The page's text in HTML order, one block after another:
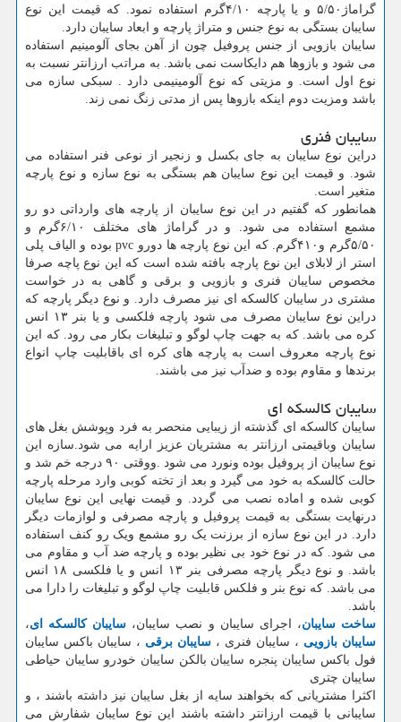
گراماژ۵/۵۰ و یا پارچه ۴/۱۰گرم استفاده نمود. که قیمت این نوع
سایبان بستگی به نوع جنس و متراژ پارچه و ابعاد سایبان دارد.
سایبان بازویی از جنس پروفیل چون از آهن بجای آلومینیم استفاده
می شود و بازوها هم دایکاست نمی باشد. به مراتب ارزانتر نسبت به
نوع اول است. و مزیتی که نوع آلومینیمی دارد . سبکی سازه می
باشد ومزیت دوم اینکه بازوها پس از مدتی زنگ نمی زند.
سایبان فنری
دراین نوع سایبان به جای بکسل و زنجیر از نوعی فنر استفاده می
شود. و قیمت این نوع سایبان هم بستگی به نوع سازه و نوع پارچه
متغیر است.
همانطور که گفتیم در این نوع سایبان از پارچه های وارداتی دو رو
مشمع استفاده می شود. و در گراماژ های مختلف ۶/۱۰گرم و
۵/۵۰گرم و۴۱۰گرم. که این نوع پارچه ها دورو pvc بوده و الیاف پلی
استر از لابلای این نوع پارچه بافته شده است که این نوع پاچه صرفا
مخصوص سایبان فنری و بازویی و برقی و گاهی به در خواست
مشتری در سایبان کالسکه ای نیز مصرف دارد. و نوع دیگر پارچه که
دراین نوع سایبان مصرف می شود پارچه فلکسی و یا بنر ۱۳ انس
کره می باشد. که به جهت چاپ لوگو و تبلیغات بکار می رود. که این
نوع پارچه معروف است به پارچه های کره ای باقابلیت چاپ انواع
برندها و مقاوم بوده و ضدآب نیز می باشند.
سایبان کالسکه ای
سایبان کالسکه ای گذشته از زیبایی منحصر به فرد وپوشش بغل های
سایبان وباقیمتی ارزانتر به مشتریان عزیز ارایه می شود.سازه این
نوع سایبان از پروفیل بوده ونورد می شود .ووقتی ۹۰ درجه خم شد و
حالت کالسکه به خود می گیرد و بعد از تخته کوبی وارد مرحله پارچه
کوبی شده و اماده نصب می گردد. و قیمت نهایی این نوع سایبان
درنهایت بستگی به قیمت پروفیل و پارچه مصرفی و لوازمات دیگر
دارد. در این نوع سازه از برزنت یک رو مشمع ویک رو کنف استفاده
می شود. که در نوع خود بی نظیر بوده و پارچه ضد آب و مقاوم می
باشد. و نوع دیگر پارچه مصرفی بنر ۱۳ انس و یا فلکسی ۱۸ انس
می باشد. که نوع بنر و فلکس قابلیت چاپ لوگو و تبلیغات را دارا می
باشد.
ساخت سایبان، اجرای سایبان و نصب سایبان، سایبان کالسکه ای،
سایبان بازویی ، سایبان فنری ، سایبان برقی ، سایبان باکس سایبان
فول باکس سایبان پنجره سایبان بالکن سایبان خودرو سایبان حیاطی
سایبان چتری
اکثرا مشتریانی که بخواهند سایه از بغل سایبان نیز داشته باشند ، و
سایبانی با قیمت ارزانتر داشته باشند این نوع سایبان شفارش می